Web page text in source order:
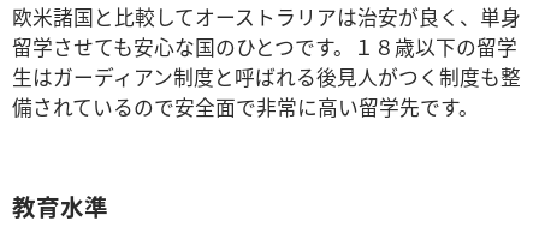
欧米諸国と比較してオーストラリアは治安が良く、単身
留学させても安心な国のひとつです。１８歳以下の留学
生はガーディアン制度と呼ばれる後見人がつく制度も整
備されているので安全面で非常に高い留学先です。
教育水準